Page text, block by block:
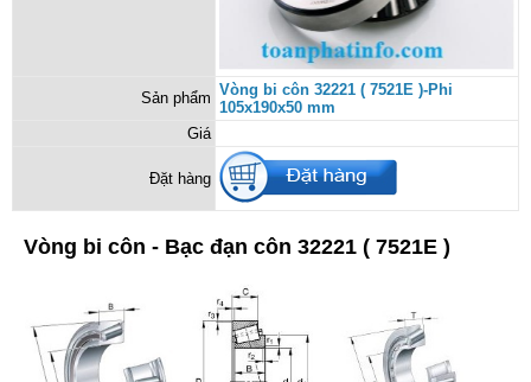
Sản phẩm Vòng bi côn 32221 ( 7521E )-Phi
105x190x50 mm
Giá
Đặt hàng
Vòng bi côn - Bạc đạn côn 32221 ( 7521E )